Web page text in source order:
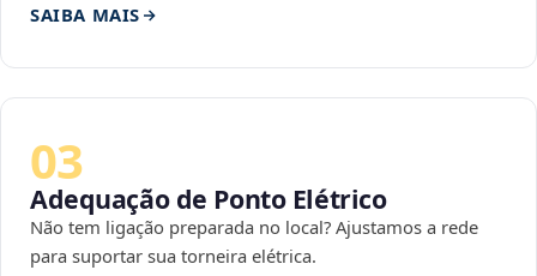
SAIBA MAIS
03
Adequação de Ponto Elétrico
Não tem ligação preparada no local? Ajustamos a rede
para suportar sua torneira elétrica.